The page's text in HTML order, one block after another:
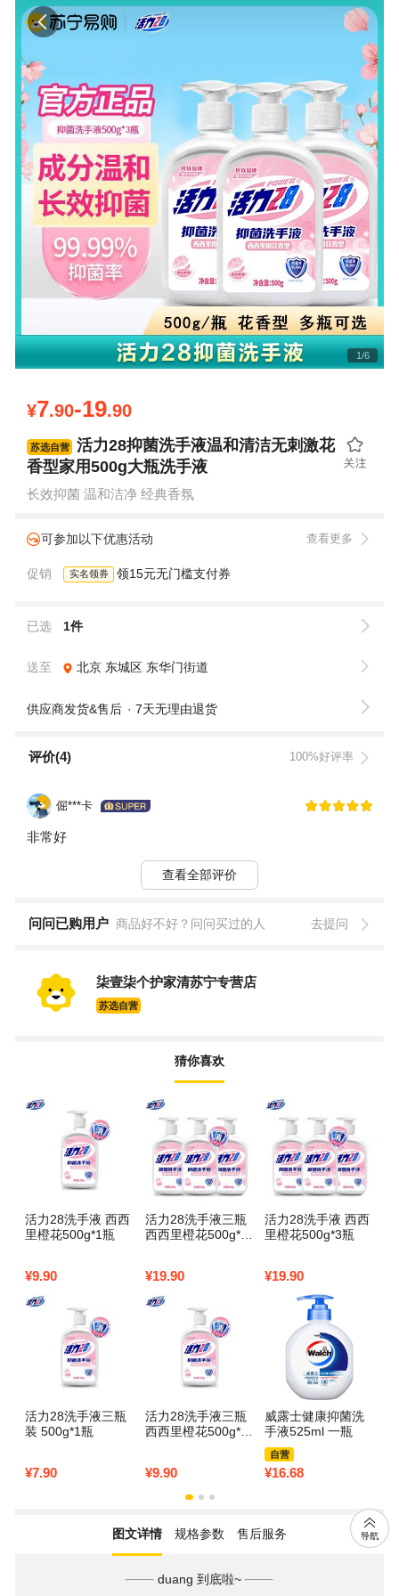
1/6
¥7.90-19.90
苏选自营
活力28抑菌洗手液温和清洁无刺激花
香型家用500g大瓶洗手液
长效抑菌 温和洁净 经典香氛
可参加以下优惠活动 查看更多
促销 实名领券 领15元无门槛支付券
已选 1件
送至 北京 东城区 东华门街道
供应商发货&售后 7天无理由退货
评价(4) 100%好评率
倔***卡
非常好
查看全部评价
问问已购用户 商品好不好？问问买过的人 去提问
柒壹柒个护家清苏宁专营店
苏选自营
猜你喜欢
活力28洗手液 西西
里橙花500g*1瓶
¥9.90
活力28洗手液三瓶
西西里橙花500g*3
¥19.90
活力28洗手液 西西
里橙花500g*3瓶
¥19.90
活力28洗手液三瓶
装 500g*1瓶
¥7.90
活力28洗手液三瓶
西西里橙花500g*1
¥9.90
威露士健康抑菌洗
手液525ml 一瓶
自营
¥16.68
图文详情 规格参数 售后服务
duang 到底啦~